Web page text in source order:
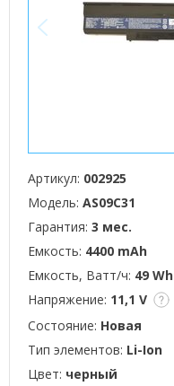
Артикул: 002925
Модель: AS09C31
Гарантия: 3 мес.
Емкость: 4400 mAh
Емкость, Ватт/ч: 49 Wh
Напряжение: 11,1 V
Состояние: Новая
Тип элементов: Li-Ion
Цвет: черный